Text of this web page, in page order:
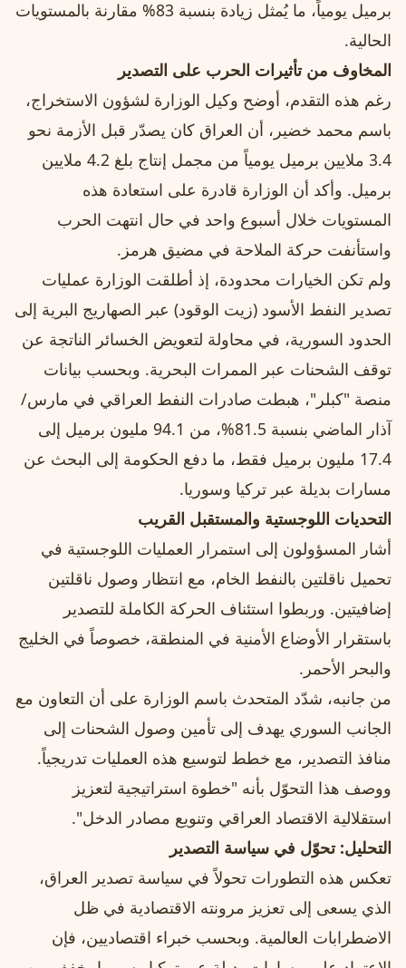
برميل يومياً، ما يُمثل زيادة بنسبة 83% مقارنة بالمستويات
الحالية.
المخاوف من تأثيرات الحرب على التصدير
رغم هذه التقدم، أوضح وكيل الوزارة لشؤون الاستخراج،
باسم محمد خضير، أن العراق كان يصدّر قبل الأزمة نحو
3.4 ملايين برميل يومياً من مجمل إنتاج بلغ 4.2 ملايين
برميل. وأكد أن الوزارة قادرة على استعادة هذه
المستويات خلال أسبوع واحد في حال انتهت الحرب
واستأنفت حركة الملاحة في مضيق هرمز.
ولم تكن الخيارات محدودة، إذ أطلقت الوزارة عمليات
تصدير النفط الأسود (زيت الوقود) عبر الصهاريج البرية إلى
الحدود السورية، في محاولة لتعويض الخسائر الناتجة عن
توقف الشحنات عبر الممرات البحرية. وبحسب بيانات
منصة "كبلر"، هبطت صادرات النفط العراقي في مارس/
آذار الماضي بنسبة 81.5%، من 94.1 مليون برميل إلى
17.4 مليون برميل فقط، ما دفع الحكومة إلى البحث عن
مسارات بديلة عبر تركيا وسوريا.
التحديات اللوجستية والمستقبل القريب
أشار المسؤولون إلى استمرار العمليات اللوجستية في
تحميل ناقلتين بالنفط الخام، مع انتظار وصول ناقلتين
إضافيتين. وربطوا استئناف الحركة الكاملة للتصدير
باستقرار الأوضاع الأمنية في المنطقة، خصوصاً في الخليج
والبحر الأحمر.
من جانبه، شدّد المتحدث باسم الوزارة على أن التعاون مع
الجانب السوري يهدف إلى تأمين وصول الشحنات إلى
منافذ التصدير، مع خطط لتوسيع هذه العمليات تدريجياً.
ووصف هذا التحوّل بأنه "خطوة استراتيجية لتعزيز
استقلالية الاقتصاد العراقي وتنويع مصادر الدخل".
التحليل: تحوّل في سياسة التصدير
تعكس هذه التطورات تحولاً في سياسة تصدير العراق،
الذي يسعى إلى تعزيز مرونته الاقتصادية في ظل
الاضطرابات العالمية. وبحسب خبراء اقتصاديين، فإن